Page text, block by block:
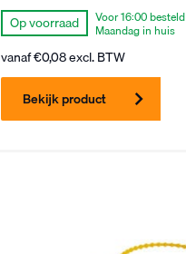
Op voorraad
Voor 16:00 besteld
Maandag in huis
vanaf€0,08excl. BTW
Bekijk product